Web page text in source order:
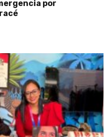
por